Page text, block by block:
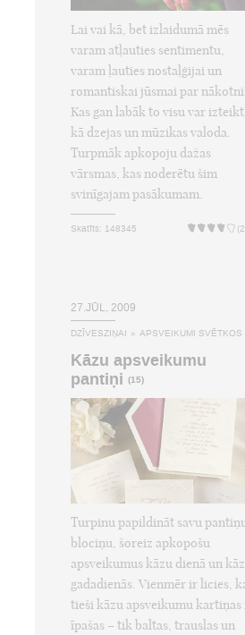
Lai vai kā, bet izlaidumā mēs
varam atļauties sentimentu,
varam ļauties nostaļģijai un
romantiskai jūsmai par nākotni.
Kas gan labāk to visu var
kā dzejas un mūzikas valoda.
Turpmāk apkopoju dažas
vārsmas, kas noderētu šim
svinīgajam pasākumam.
Skatīts: 148345
27.JŪL, 2009
DZĪVESZIŅAI » APSVEIKUMI SVĒTKOS
Kāzu apsveikumu
pantiņi (15)
Turpinu papildināt savu
blociņu, šoreiz apkopošu
apsveikumus kāzu dienā un
gadadienās. Vienmēr ir licies,
tieši kāzu apsveikumu
īpašas – tik baltas, trauslas un